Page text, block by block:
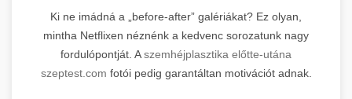
Ki ne imádná a „before-after” galériákat? Ez olyan,
mintha Netflixen néznénk a kedvenc sorozatunk nagy
fordulópontját. Aszemhéjplasztika előtte-utána
szeptest.com fotói pedig garantáltan motivációt adnak.